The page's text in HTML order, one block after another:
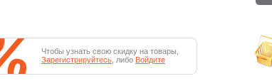
Чтобы узнать свою скидку на товары,
Зарегистрируйтесь , либо Войдите